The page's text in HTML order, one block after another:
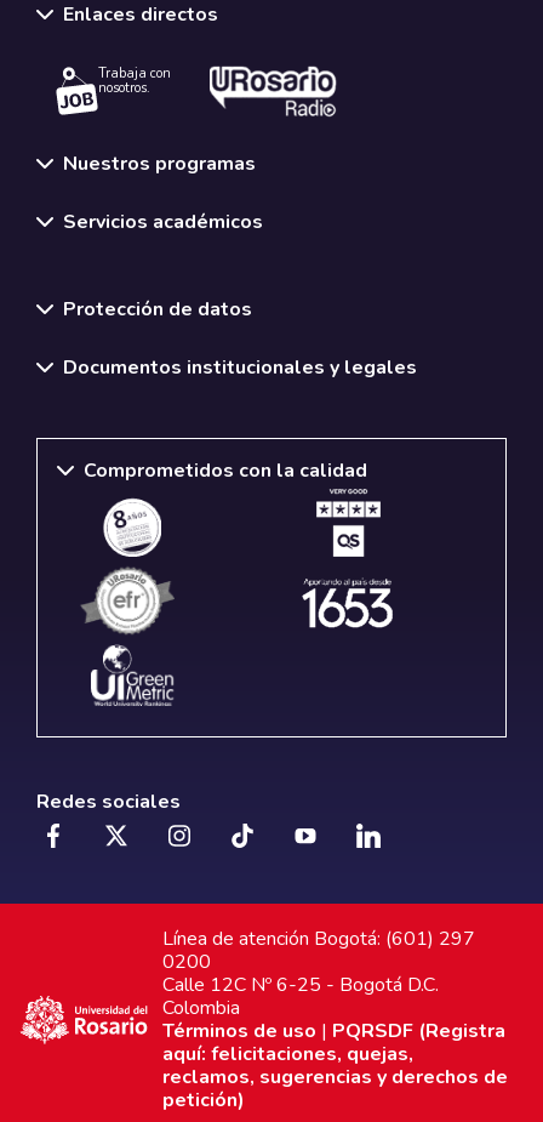
Enlaces directos
Trabaja con
nosotros.
Nuestros programas
Servicios académicos
Protección de datos
Documentos institucionales y legales
Comprometidos con la calidad
Redes sociales
Línea de atención Bogotá: (601) 297
0200
Calle 12C Nº 6-25 - Bogotá D.C.
Colombia
Términos de uso | PQRSDF (Registra
aquí: felicitaciones, quejas,
reclamos, sugerencias y derechos de
petición)